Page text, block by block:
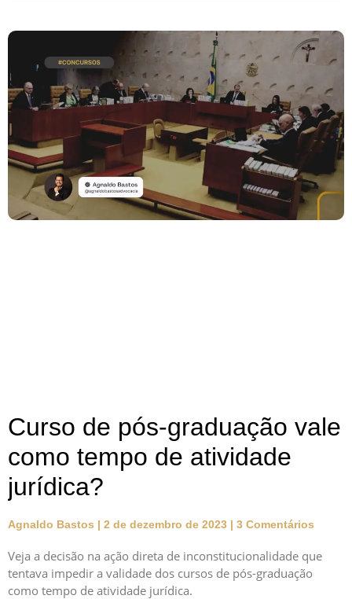
Curso de pós-graduação vale
como tempo de atividade
jurídica?
Agnaldo Bastos 2 de dezembro de 2023 3 Comentários
Veja a decisão na ação direta de inconstitucionalidade que
tentava impedir a validade dos cursos de pós-graduação
como tempo de atividade jurídica.